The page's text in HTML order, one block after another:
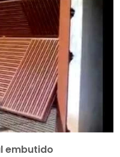
embutido